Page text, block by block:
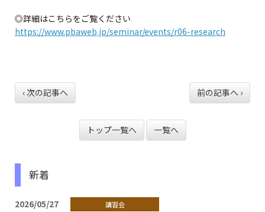
ニ級・⽊造建築⼠試験について
一級建築士の諸手続
二級・木造免許の各手続
法定講習
◎詳細はこちらをご覧ください
https://www.pbaweb.jp/seminar/events/r06-research
‹ 次の記事へ 前の記事へ ›
トップ一覧へ 一覧へ
新着
2026/05/27